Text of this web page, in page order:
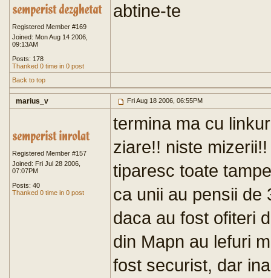
Registered Member #169
Joined: Mon Aug 14 2006,
09:13AM
Posts: 178
Thanked 0 time in 0 post
abtine-te
Back to top
marius_v Fri Aug 18 2006, 06:55PM
Registered Member #157
Joined: Fri Jul 28 2006,
07:07PM
Posts: 40
Thanked 0 time in 0 post
termina ma cu
ziare!! niste
tiparesc toate
ca unii au pensii de
daca au fost ofiteri
din Mapn au lefuri
fost securist, dar